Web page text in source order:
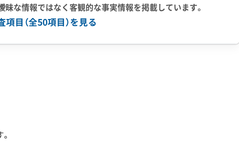
施されました。
昧な情報ではなく客観的な事実情報を掲載しています。
項目（全50項目）を見る